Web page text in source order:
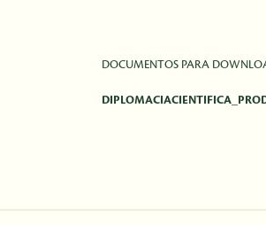
DOCUMENTOS PARA